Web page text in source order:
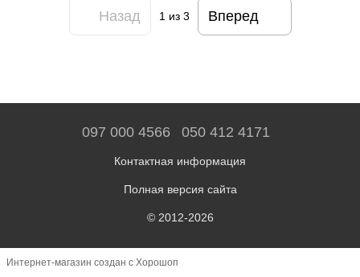
Назад 1 из 3 Вперед
097 000 4566 050 412 4171
Контактная информация
Полная версия сайта
© 2012-2026
Интернет-магазин создан с Хорошоп